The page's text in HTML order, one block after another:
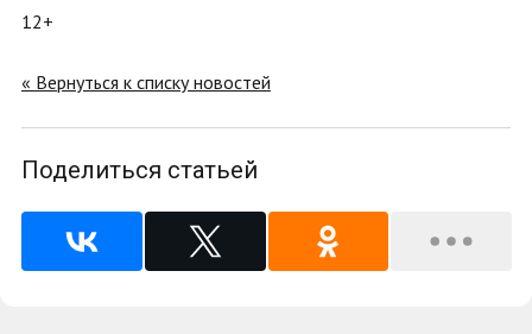
12+
« Вернуться к списку новостей
Поделиться статьей